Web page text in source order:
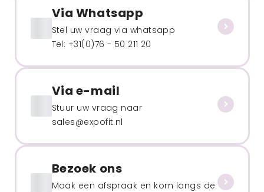
Via Whatsapp
Stel uw vraag via whatsapp
Tel: +31(0)76 - 50 211 20
Via e-mail
Stuur uw vraag naar
sales@expofit.nl
Bezoek ons
Maak een afspraak en kom langs de